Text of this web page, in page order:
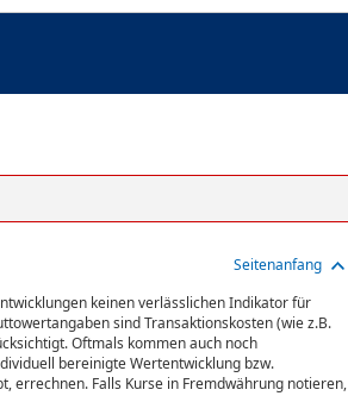
Seitenanfang
keinen verlässlichen Indikator für
sind Transaktionskosten (wie z.B.
Oftmals kommen auch noch
bereinigte Wertentwicklung bzw.
errechnen. Falls Kurse in Fremdwährung notieren,